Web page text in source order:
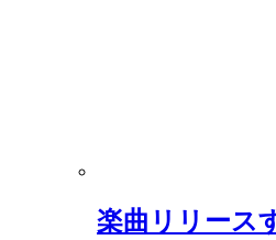
楽曲リリース